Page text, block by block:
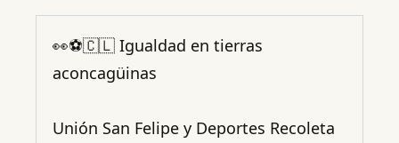
👀⚽🇨🇱 Igualdad en tierras
aconcagüinas
Unión San Felipe y Deportes Recoleta